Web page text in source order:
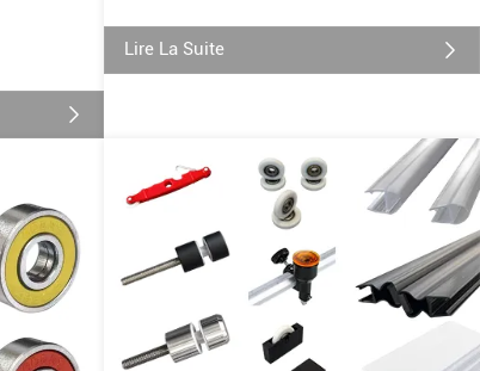
Lire La Suite